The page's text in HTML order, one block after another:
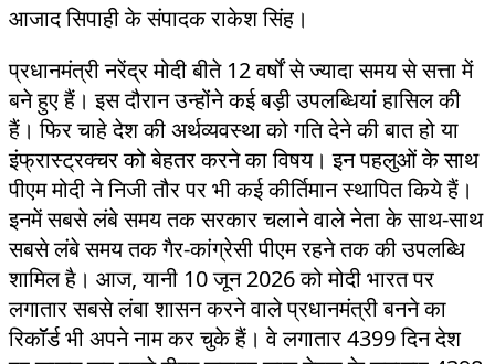
आजाद सिपाही के संपादक राकेश सिंह।
प्रधानमंत्री नरेंद्र मोदी बीते 12 वर्षों से ज्यादा समय से सत्ता में
बने हुए हैं। इस दौरान उन्होंने कई बड़ी उपलब्धियां हासिल की
हैं। फिर चाहे देश की अर्थव्यवस्था को गति देने की बात हो या
इंफ्रास्ट्रक्चर को बेहतर करने का विषय। इन पहलुओं के साथ
पीएम मोदी ने निजी तौर पर भी कई कीर्तिमान स्थापित किये हैं।
इनमें सबसे लंबे समय तक सरकार चलाने वाले नेता के साथ-साथ
सबसे लंबे समय तक गैर-कांग्रेसी पीएम रहने तक की उपलब्धि
शामिल है। आज, यानी 10 जून 2026 को मोदी भारत पर
लगातार सबसे लंबा शासन करने वाले प्रधानमंत्री बनने का
रिकॉॅर्ड भी अपने नाम कर चुके हैं। वे लगातार 4399 दिन देश